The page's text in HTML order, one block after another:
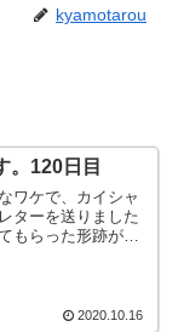
kyamotarou
。120日目
ワケで、カイシャ
ターを送りました
もらった形跡があ
なるものをご存知
2020.10.16